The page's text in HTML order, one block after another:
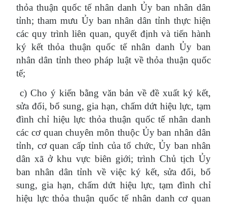
thỏa thuận quốc tế nhân danh Ủy ban nhân dân
tỉnh; tham mưu Ủy ban nhân dân tỉnh thực hiện
các quy trình liên quan, quyết định và tiến hành
ký kết thỏa thuận quốc tế nhân danh Ủy ban
nhân dân tỉnh theo pháp luật về thỏa thuận quốc
tế;
c) Cho ý kiến bằng văn bản về đề xuất ký kết,
sửa đổi, bổ sung, gia hạn, chấm dứt hiệu lực, tạm
đình chỉ hiệu lực thỏa thuận quốc tế nhân danh
các cơ quan chuyên môn thuộc Ủy ban nhân dân
tỉnh, cơ quan cấp tỉnh của tổ chức, Ủy ban nhân
dân xã ở khu vực biên giới; trình Chủ tịch Ủy
ban nhân dân tỉnh về việc ký kết, sửa đổi, bổ
sung, gia hạn, chấm dứt hiệu lực, tạm đình chỉ
hiệu lực thỏa thuận quốc tế nhân danh cơ quan